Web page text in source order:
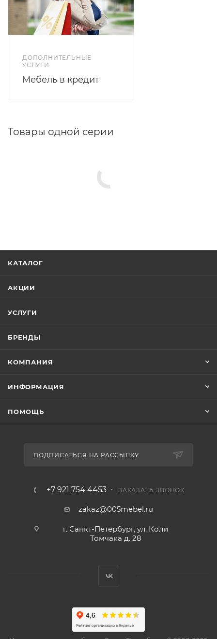
ДОПОЛНИТЕЛЬНЫЕ
УСЛУГИ
Мебель в кредит
Товары одной серии
КАТАЛОГ
АКЦИИ
УСЛУГИ
БРЕНДЫ
КОМПАНИЯ
ИНФОРМАЦИЯ
ПОМОЩЬ
ПОДПИСАТЬСЯ НА РАССЫЛКУ
+7 921 754 4453 ЗАКАЗАТЬ ЗВОНОК
zakaz@005mebel.ru
г. Санкт-Петербург, ул. Коли
Томчака д. 28